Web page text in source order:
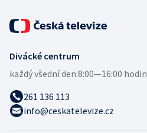
Divácké centrum
každý všední den:8:00—16:00 hodin
261 136 113
info@ceskatelevize.cz